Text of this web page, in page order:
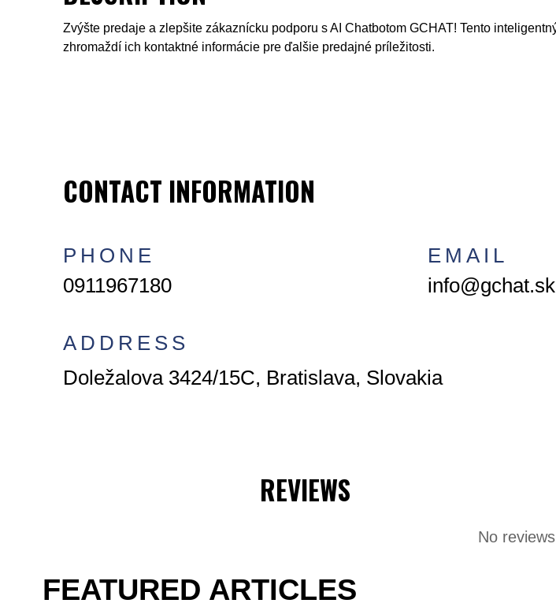
Zvýšte predaje a zlepšite zákaznícku podporu s AI Chatbotom GCHAT! Tento
zhromaždí ich kontaktné informácie pre ďalšie predajné príležitosti.
CONTACT INFORMATION
PHONE
0911967180
EMAIL
info@gchat.sk
ADDRESS
Doležalova 3424/15C, Bratislava, Slovakia
REVIEWS
No
FEATURED ARTICLES